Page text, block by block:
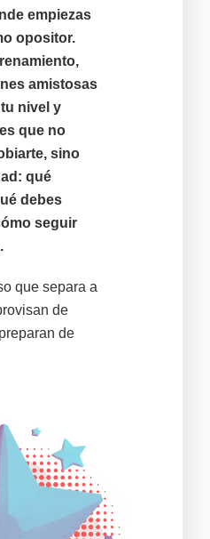
empiezas
opositor.
amistosas
nivel y
que no
sino
qué
debes
seguir
que separa a
de
de